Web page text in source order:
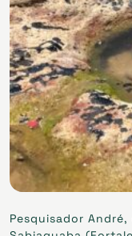
Pesquisador